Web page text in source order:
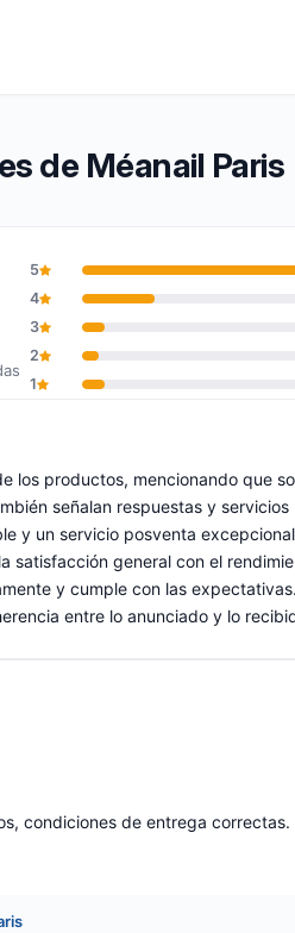
de Méanail Paris
de 10
5
4
3
2
1
los productos, mencionando que
señalan respuestas y
y un servicio posventa
satisfacción general con el
y cumple con las
entre lo anunciado y lo
condiciones de entrega